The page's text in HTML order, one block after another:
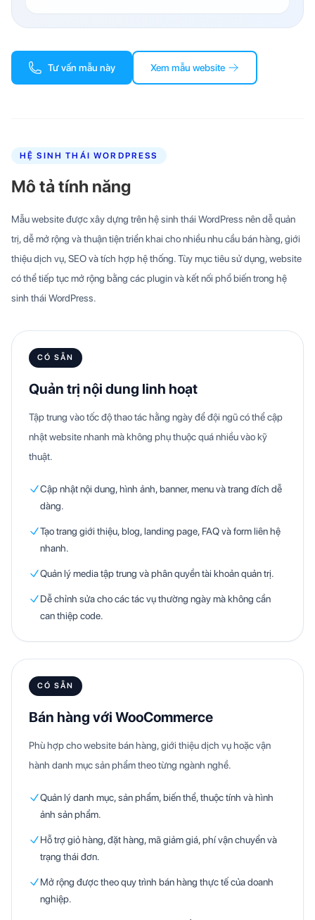
Tư vấn mẫu này Xem mẫu website
HỆ SINH THÁI WORDPRESS
Mô tả tính năng
Mẫu website được xây dựng trên hệ sinh thái WordPress nên dễ quản
trị, dễ mở rộng và thuận tiện triển khai cho nhiều nhu cầu bán hàng, giới
thiệu dịch vụ, SEO và tích hợp hệ thống. Tùy mục tiêu sử dụng, website
có thể tiếp tục mở rộng bằng các plugin và kết nối phổ biến trong hệ
sinh thái WordPress.
CÓ SẴN
Quản trị nội dung linh hoạt
Tập trung vào tốc độ thao tác hằng ngày để đội ngũ có thể cập
nhật website nhanh mà không phụ thuộc quá nhiều vào kỹ
thuật.
Cập nhật nội dung, hình ảnh, banner, menu và trang đích dễ
dàng.
Tạo trang giới thiệu, blog, landing page, FAQ và form liên hệ
nhanh.
Quản lý media tập trung và phân quyền tài khoản quản trị.
Dễ chỉnh sửa cho các tác vụ thường ngày mà không cần
can thiệp code.
CÓ SẴN
Bán hàng với WooCommerce
Phù hợp cho website bán hàng, giới thiệu dịch vụ hoặc vận
hành danh mục sản phẩm theo từng ngành nghề.
Quản lý danh mục, sản phẩm, biến thể, thuộc tính và hình
ảnh sản phẩm.
Hỗ trợ giỏ hàng, đặt hàng, mã giảm giá, phí vận chuyển và
trạng thái đơn.
Mở rộng được theo quy trình bán hàng thực tế của doanh
nghiệp.